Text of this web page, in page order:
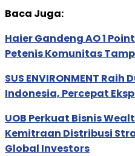
Baca Juga:
Haier Gandeng AO 1
Petenis Komunitas
SUS ENVIRONMENT Raih
Indonesia, Percepat
UOB Perkuat Bisnis
Kemitraan Distribusi
Global Investors